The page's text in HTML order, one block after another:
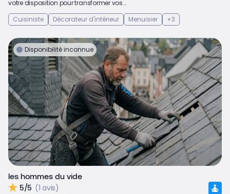
votre disposition pour transformer vos...
Cuisiniste
Décorateur d'intérieur Menuisier +3
Disponibilité inconnue
les hommes du vide
5/5 (1 avis)